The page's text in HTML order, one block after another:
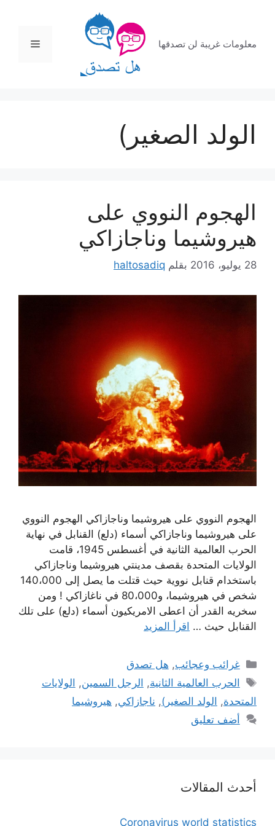
المحتوى
معلومات غريبة لن تصدقها القائمة
الولد الصغير)
الهجوم النووي على
هيروشيما وناجازاكي
28 يوليو، 2016 بقلم haltosadiq
الهجوم النووي على هيروشيما وناجازاكي الهجوم النووي
على هيروشيما وناجازاكي أسماء (دلع) القنابل في نهاية
الحرب العالمية الثانية في أغسطس 1945، قامت
الولايات المتحدة بقصف مدينتي هيروشيما وناجازاكي
باستخدام قنابل نووية حيث قتلت ما يصل إلى 140،000
شخص في هيروشيما، و80،000 في ناغازاكي ! ومن
سخريه القدر أن اعطى الامريكيون أسماء (دلع) على تلك
القنابل حيث … اقرأ المزيد
التصنيفات
غرائب وعجائب, هل تصدق
الوسوم
الحرب العالمية الثانية, الرجل السمين, الولايات
المتحدة, الولد الصغير), ناجازاكي, هيروشيما
أضف تعليق
أحدث المقالات
Coronavirus world statistics